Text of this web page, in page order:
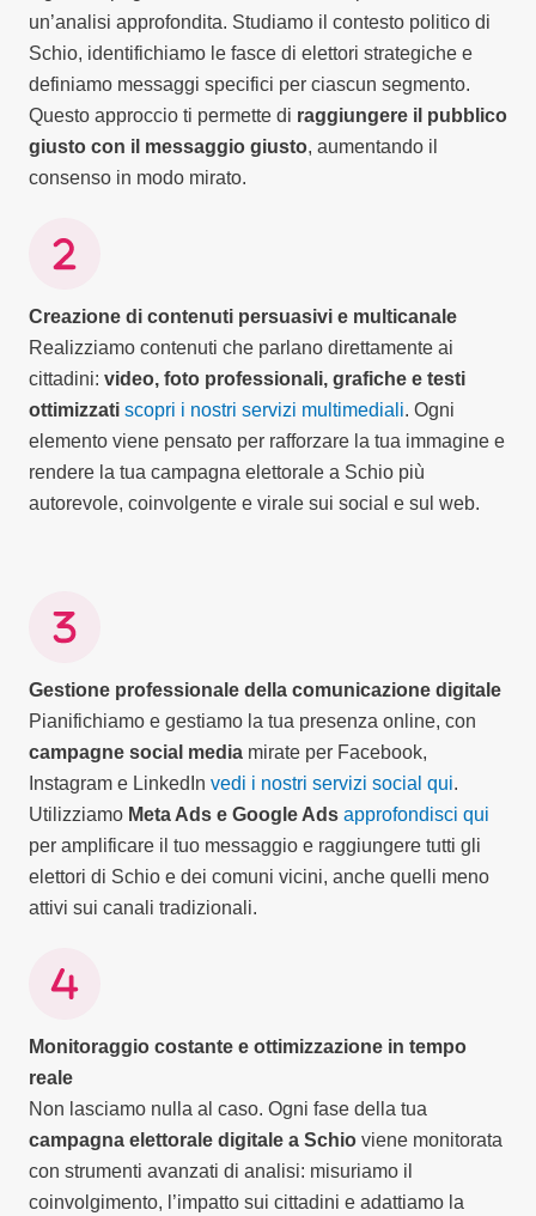
un’analisi approfondita. Studiamo il contesto politico di
Schio, identifichiamo le fasce di elettori strategiche e
definiamo messaggi specifici per ciascun segmento.
Questo approccio ti permette di raggiungere il pubblico
giusto con il messaggio giusto, aumentando il
consenso in modo mirato.
Creazione di contenuti persuasivi e multicanale
Realizziamo contenuti che parlano direttamente ai
cittadini: video, foto professionali, grafiche e testi
ottimizzati scopri i nostri servizi multimediali. Ogni
elemento viene pensato per rafforzare la tua immagine e
rendere la tua campagna elettorale a Schio più
autorevole, coinvolgente e virale sui social e sul web.
Gestione professionale della comunicazione digitale
Pianifichiamo e gestiamo la tua presenza online, con
campagne social media mirate per Facebook,
Instagram e LinkedIn vedi i nostri servizi social qui.
Utilizziamo Meta Ads e Google Ads approfondisci qui
per amplificare il tuo messaggio e raggiungere tutti gli
elettori di Schio e dei comuni vicini, anche quelli meno
attivi sui canali tradizionali.
Monitoraggio costante e ottimizzazione in tempo
reale
Non lasciamo nulla al caso. Ogni fase della tua
campagna elettorale digitale a Schio viene monitorata
con strumenti avanzati di analisi: misuriamo il
coinvolgimento, l’impatto sui cittadini e adattiamo la